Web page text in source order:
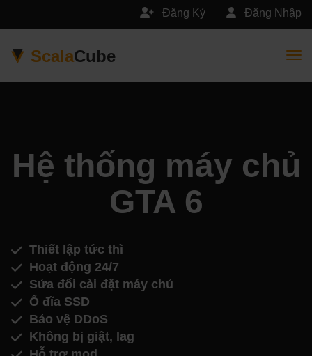
Đăng Nhập
Đăng Ký
ScalaCube
Hệ thống máy chủ
GTA 6
Thiết lập tức thì
Hoạt động 24/7
Sửa đổi cài đặt máy chủ
Ổ đĩa SSD
Bảo vệ DDoS
Không bị giật, lag